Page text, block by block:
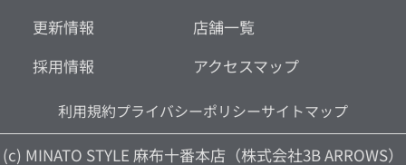
更新情報
採用情報
店舗一覧
アクセスマップ
利用規約プライバシーポリシーサイトマップ
(c) MINATO STYLE 麻布十番本店（株式会社3B ARROWS）